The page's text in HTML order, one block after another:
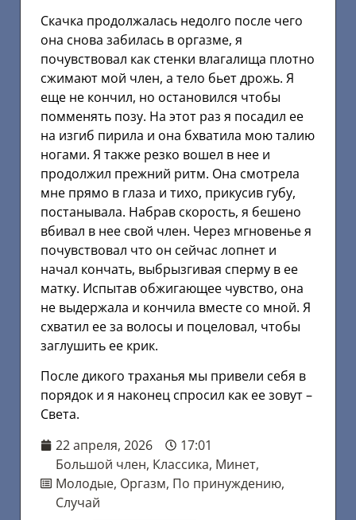
Скачка продолжалась недолго после чего
она снова забилась в оргазме, я
почувствовал как стенки влагалища плотно
сжимают мой член, а тело бьет дрожь. Я
еще не кончил, но остановился чтобы
помменять позу. На этот раз я посадил ее
на изгиб пирила и она бхватила мою талию
ногами. Я также резко вошел в нее и
продолжил прежний ритм. Она смотрела
мне прямо в глаза и тихо, прикусив губу,
постанывала. Набрав скорость, я бешено
вбивал в нее свой член. Через мгновенье я
почувствовал что он сейчас лопнет и
начал кончать, выбрызгивая сперму в ее
матку. Испытав обжигающее чувство, она
не выдержала и кончила вместе со мной. Я
схватил ее за волосы и поцеловал, чтобы
заглушить ее крик.
После дикого траханья мы привели себя в
порядок и я наконец спросил как ее зовут –
Света.
22 апреля, 2026
17:01
Большой член, Классика, Минет,
Молодые, Оргазм, По принуждению,
Случай